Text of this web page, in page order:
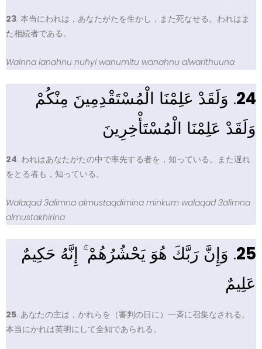
23. 本当にわれは，あなたがたを生かし，また死なせる。われはま
た相続者である。
Wainna lanahnu nuhyi wanumitu wanahnu alwarithuuna
24. وَلَقَدْ عَلِمْنَا الْمُسْتَقْدِمِينَ مِنْكُمْ
وَلَقَدْ عَلِمْنَا الْمُسْتَأْخِرِينَ
24. われはあなたがたの中で率先する者を，知っている。また遅れ
をとる者も，知っている。
Walaqad 3alimna almustaqdimina minkum walaqad 3alimna
almustakhirina
25. وَإِنَّ رَبَّكَ هُوَ يَحْشُرُهُمْ ۚ إِنَّهُ حَكِيمٌ
عَلِيمٌ
25. あなたの主は，かれらを（審判の日に）一斉に召集なされる。
本当にかれは英明にして全知であられる。